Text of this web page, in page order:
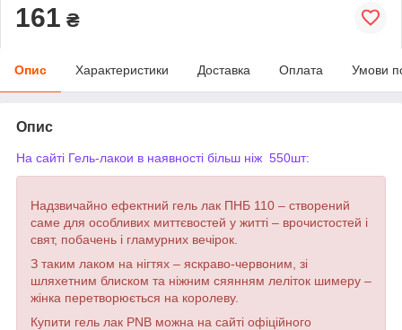
161 ₴
Опис Характеристики Доставка Оплата Умови
Опис
На сайті Гель-лакои в наявності більш ніж 550шт:
Надзвичайно ефектний гель лак ПНБ 110 – створений
саме для особливих миттєвостей у житті – врочистостей і
свят, побачень і гламурних вечірок.
З таким лаком на нігтях – яскраво-червоним, зі
шляхетним блиском та ніжним сяянням леліток шимеру –
жінка перетворюється на королеву.
Купити гель лак PNB можна на сайті офіційного